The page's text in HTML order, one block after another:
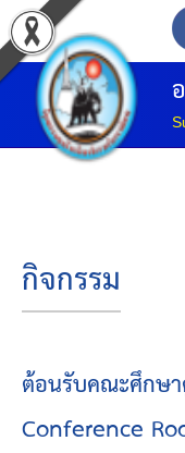
หน้าแรก
ประวัติ อบจ
โครงสร้างองค์กร
โครงสร้างกา
วิสัยทัศน์
กิจกรรม
ต้อนรับคณะศึกษ
Conference